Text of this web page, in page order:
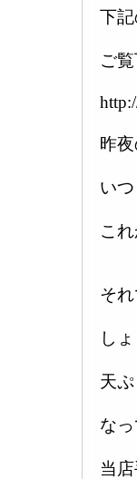
下記
ご覧
昨
い
こ
そ
し
天
な
当